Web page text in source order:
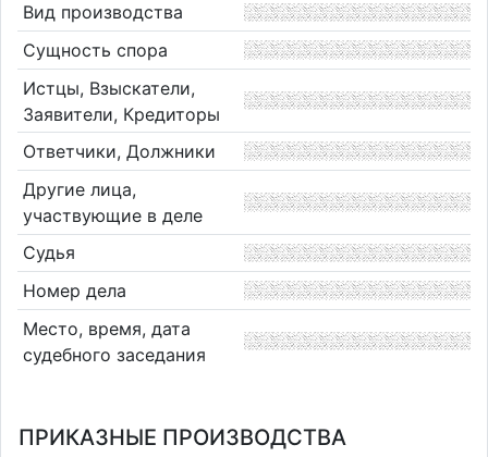
Вид производства
Сущность спора
Истцы, Взыскатели,
Заявители, Кредиторы
Ответчики, Должники
Другие лица,
участвующие в деле
Судья
Номер дела
Место, время, дата
судебного заседания
ПРИКАЗНЫЕ ПРОИЗВОДСТВА